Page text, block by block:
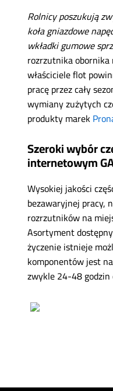
Rolnicy poszukują
koła gniazdowe
wkładki gumowe
rozrzutnika obornika
właściciele flot
pracę przez cały
wymiany zużytych
produkty marek
Szeroki wybór
internetowym
Wysokiej jakości
bezawaryjnej pracy,
rozrzutników na
Asortyment
życzenie istnieje
komponentów jest
zwykle 24-48 godzin